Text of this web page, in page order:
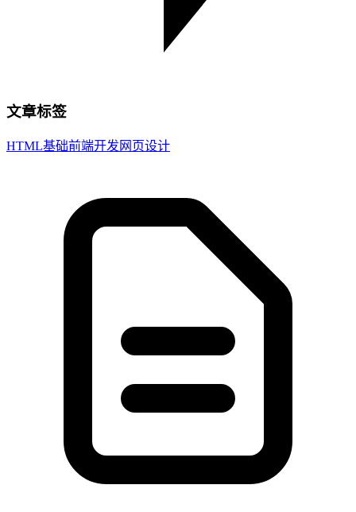
文章标签
HTML基础前端开发 网页设计